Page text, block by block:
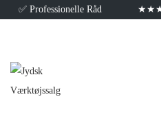
✅ Professionelle Råd